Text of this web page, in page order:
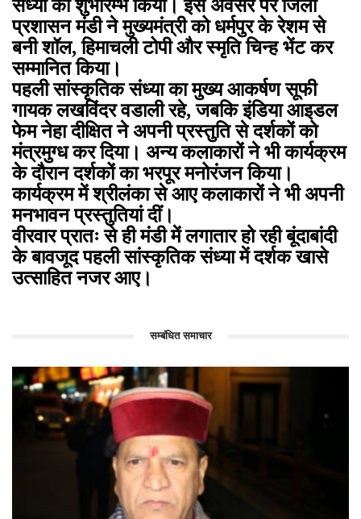
संध्या का शुभारम्भ किया। इस अवसर पर जिला
प्रशासन मंडी ने मुख्यमंत्री को धर्मपुर के रेशम से
बनी शॉल, हिमाचली टोपी और स्मृति चिन्ह भेंट कर
सम्मानित किया।
पहली सांस्कृतिक संध्या का मुख्य आकर्षण सूफी
गायक लखविंदर वडाली रहे, जबकि इंडिया आइडल
फेम नेहा दीक्षित ने अपनी प्रस्तुति से दर्शकों को
मंत्रमुग्ध कर दिया। अन्य कलाकारों ने भी कार्यक्रम
के दौरान दर्शकों का भरपूर मनोरंजन किया।
कार्यक्रम में श्रीलंका से आए कलाकारों ने भी अपनी
मनभावन प्रस्तुतियां दीं।
वीरवार प्रातः से ही मंडी में लगातार हो रही बूंदाबांदी
के बावजूद पहली सांस्कृतिक संध्या में दर्शक खासे
उत्साहित नजर आए।
सम्बंधित समाचार